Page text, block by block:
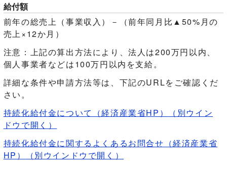
給付額
前年の総売上（事業収入）－（前年同月比▲50%月の
売上×12か月）
注意：上記の算出方法により、法人は200万円以内、
個人事業者などは100万円以内を支給。
詳細な条件や申請方法等は、下記のURLをご確認くだ
さい。
持続化給付金について（経済産業省HP）
（別ウイン
ドウで開く）
持続化給付金に関するよくあるお問合せ（経済産業省
HP）
（別ウインドウで開く）